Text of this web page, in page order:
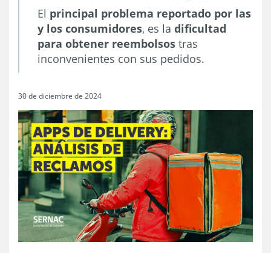
El principal problema reportado por las
y los consumidores, es la dificultad
para obtener reembolsos tras
inconvenientes con sus pedidos.
30 de diciembre de 2024